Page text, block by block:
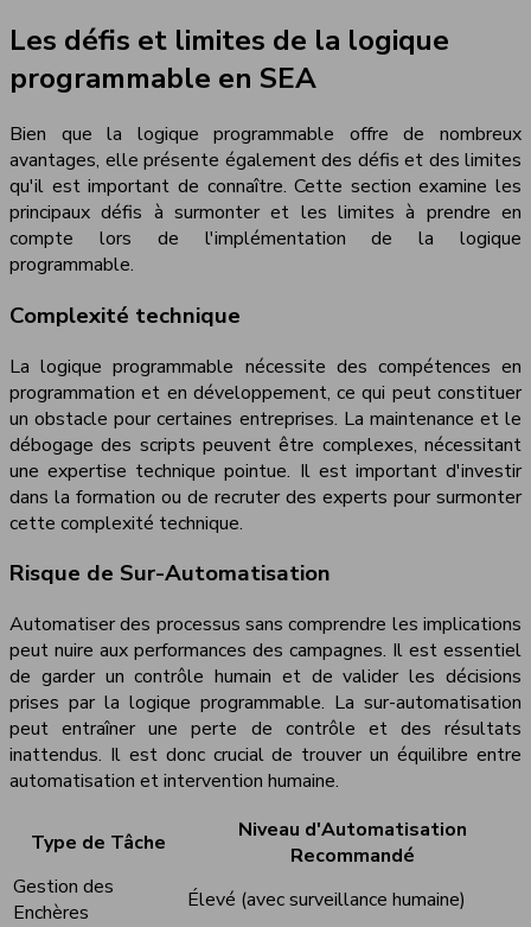
Les défis et limites de la logique
programmable en SEA
Bien que la logique programmable offre de nombreux
avantages, elle présente également des défis et des limites
qu'il est important de connaître. Cette section examine les
principaux défis à surmonter et les limites à prendre en
compte lors de l'implémentation de la logique
programmable.
Complexité technique
La logique programmable nécessite des compétences en
programmation et en développement, ce qui peut constituer
un obstacle pour certaines entreprises. La maintenance et le
débogage des scripts peuvent être complexes, nécessitant
une expertise technique pointue. Il est important d'investir
dans la formation ou de recruter des experts pour surmonter
cette complexité technique.
Risque de Sur-Automatisation
Automatiser des processus sans comprendre les implications
peut nuire aux performances des campagnes. Il est essentiel
de garder un contrôle humain et de valider les décisions
prises par la logique programmable. La sur-automatisation
peut entraîner une perte de contrôle et des résultats
inattendus. Il est donc crucial de trouver un équilibre entre
automatisation et intervention humaine.
Type de Tâche
Niveau d'Automatisation
Recommandé
Gestion des
Enchères
Élevé (avec surveillance humaine)